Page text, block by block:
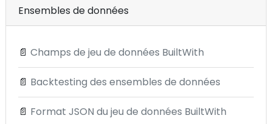
Ensembles de données
📄 Champs de jeu de données BuiltWith
📄 Backtesting des ensembles de données
📄 Format JSON du jeu de données BuiltWith